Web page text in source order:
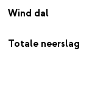
Wind dal
Totale neerslag